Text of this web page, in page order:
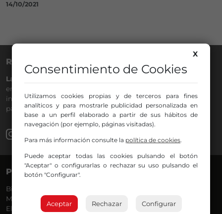
14/10/2021
RADIO NERVIÓN
La Gran Familia
emisora de Bilbao para todos los públicos, con Más Música,
información a menos cinco, deportes, tráfico y la
participación de los oyentes.
PROGRAMAS
Bilbosport
Más Música
El Madrugador
Dani
X
Consentimiento de Cookies
Utilizamos cookies propias y de terceros para fines
analíticos y para mostrarle publicidad personalizada en
base a un perfil elaborado a partir de sus hábitos de
navegación (por ejemplo, páginas visitadas).
Para más información consulte la política de cookies.
Puede aceptar todas las cookies pulsando el botón
"Aceptar" o configurarlas o rechazar su uso pulsando el
botón "Configurar".
Aceptar Rechazar Configurar